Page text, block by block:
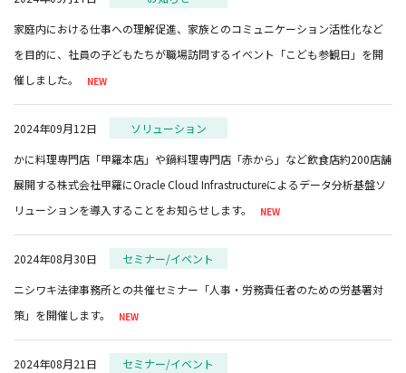
家庭内における仕事への理解促進、家族とのコミュニケーション活性化など
を目的に、社員の子どもたちが職場訪問するイベント「こども参観日」を開
催しました。
2024年09月12日
ソリューション
かに料理専門店「甲羅本店」や鍋料理専門店「赤から」など飲食店約200店舗
展開する株式会社甲羅にOracle Cloud Infrastructureによるデータ分析基盤ソ
リューションを導入することをお知らせします。
2024年08月30日
セミナー/イベント
ニシワキ法律事務所との共催セミナー「人事・労務責任者のための労基署対
策」を開催します。
2024年08月21日
セミナー/イベント